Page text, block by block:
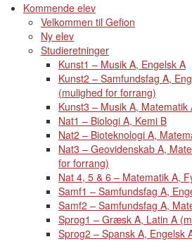
Kommende elev
Velkommen til Gefion
Ny elev
Studieretninger
Kunst1 – Musik A, Engelsk A
Kunst2 – Samfundsfag A,
(mulighed for forrang)
Kunst3 – Musik A, Matematik
Nat1 – Biologi A, Kemi B
Nat2 – Bioteknologi A,
Nat3 – Geovidenskab A,
for forrang)
Nat 4, 5 & 6 – Matematik A,
Samf1 – Samfundsfag A,
Samf2 – Samfundsfag A,
Sprog1 – Græsk A, Latin A
Sprog2 – Spansk A, Engelsk